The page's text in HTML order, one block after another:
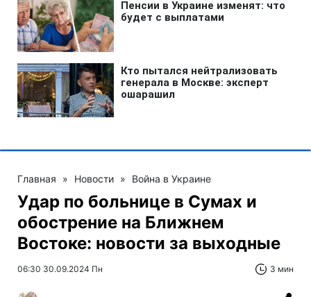
Главная » Новости » Война в Украине
Удар по больнице в Сумах и
обострение на Ближнем
Востоке: новости за выходные
06:30 30.09.2024 Пн 3 мин